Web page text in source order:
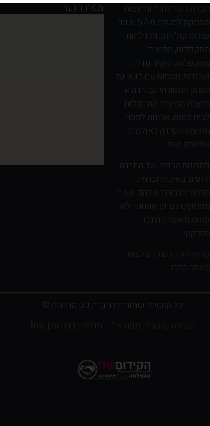
מפת הגעה
חברת ג.ט דלתות ומחיצות
מספקת למעלה מ-57 שנים.
שירות של התקנת דלתות
מתקפלות, מחיצות
מתקפלות, תיקוני נגרות
ועבודות נוספות עם דגש על
השוק המסורתי עבורו היא
מייצרת מחיצות מתקפלות
לבית כנסת, ארונות לפסח,
מחיצות הפרדה לאולמות
אירועים ועוד.
פתרונות הבנייה של החברה
ידועים באיכות וברמת
הגימור הגבוהה שלהם אשר
מספקים גם פן אסתטי, לא
פחות מאשר ההיבט
הפרקטי.
קראו חוות דעת והמלצות
מאתר מדרג
כל הזכויות שמורות לחברת ג.ט מחיצות ©
הצהרת נגישות | מפת אתר | מדיניות פרטיות |
llms